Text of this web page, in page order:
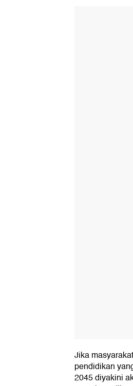
Jika
pendidikan
2045 diyakini